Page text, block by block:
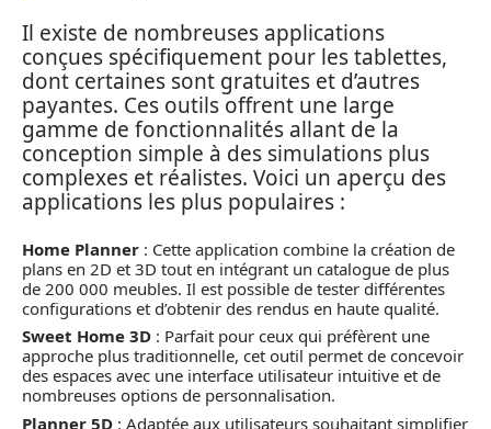
Il existe de nombreuses applications
conçues spécifiquement pour les tablettes,
dont certaines sont gratuites et d’autres
payantes. Ces outils offrent une large
gamme de fonctionnalités allant de la
conception simple à des simulations plus
complexes et réalistes. Voici un aperçu des
applications les plus populaires :
Home Planner : Cette application combine la création de
plans en 2D et 3D tout en intégrant un catalogue de plus
de 200 000 meubles. Il est possible de tester différentes
configurations et d’obtenir des rendus en haute qualité.
Sweet Home 3D : Parfait pour ceux qui préfèrent une
approche plus traditionnelle, cet outil permet de concevoir
des espaces avec une interface utilisateur intuitive et de
nombreuses options de personnalisation.
Planner 5D : Adaptée aux utilisateurs souhaitant simplifier